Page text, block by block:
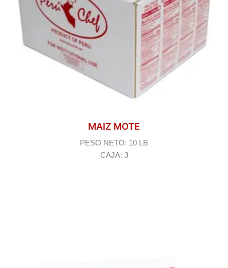
MAIZ MOTE
PESO NETO: 10 LB
CAJA: 3